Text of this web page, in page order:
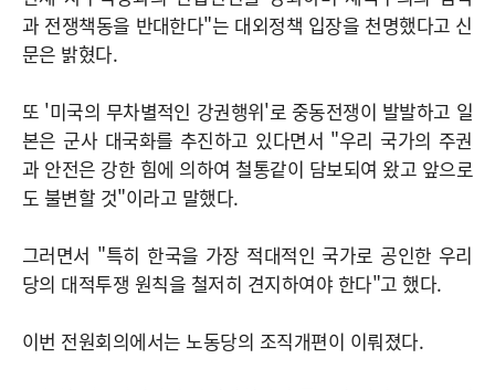
과 전쟁책동을 반대한다"는 대외정책 입장을 천명했다고 신
문은 밝혔다.
또 '미국의 무차별적인 강권행위'로 중동전쟁이 발발하고 일
본은 군사 대국화를 추진하고 있다면서 "우리 국가의 주권
과 안전은 강한 힘에 의하여 철통같이 담보되여 왔고 앞으로
도 불변할 것"이라고 말했다.
그러면서 "특히 한국을 가장 적대적인 국가로 공인한 우리
당의 대적투쟁 원칙을 철저히 견지하여야 한다"고 했다.
이번 전원회의에서는 노동당의 조직개편이 이뤄졌다.